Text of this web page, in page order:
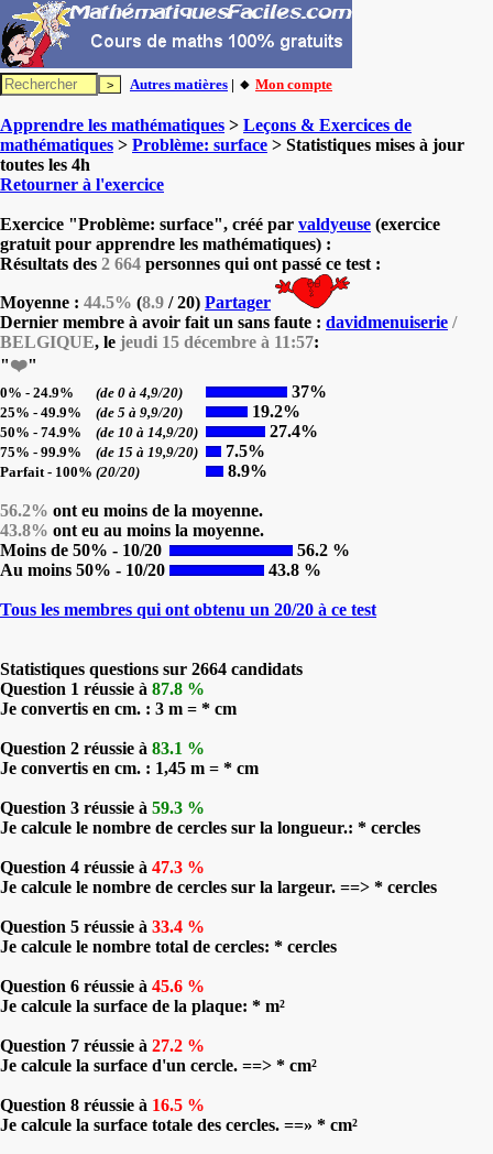
Autres matières | 🔸 Mon compte
Apprendre les mathématiques > Leçons & Exercices de
mathématiques > Problème: surface > Statistiques mises à jour
toutes les 4h
Retourner à l'exercice
Exercice "Problème: surface", créé par valdyeuse (exercice
gratuit pour apprendre les mathématiques) :
Résultats des 2 664 personnes qui ont passé ce test :
Moyenne : 44.5% (8.9 / 20) Partager
Dernier membre à avoir fait un sans faute : davidmenuiserie /
BELGIQUE, le jeudi 15 décembre à 11:57:
"❤️"
0% - 24.9% (de 0 à 4,9/20) 37%
25% - 49.9% (de 5 à 9,9/20) 19.2%
50% - 74.9% (de 10 à 14,9/20) 27.4%
75% - 99.9% (de 15 à 19,9/20) 7.5%
Parfait - 100% (20/20) 8.9%
56.2% ont eu moins de la moyenne.
43.8% ont eu au moins la moyenne.
Moins de 50% - 10/20
56.2 %
Au moins 50% - 10/20
43.8 %
Tous les membres qui ont obtenu un 20/20 à ce test
Statistiques questions sur 2664 candidats
Question 1 réussie à 87.8 %
Je convertis en cm. : 3 m = * cm
Question 2 réussie à 83.1 %
Je convertis en cm. : 1,45 m = * cm
Question 3 réussie à 59.3 %
Je calcule le nombre de cercles sur la longueur.: * cercles
Question 4 réussie à 47.3 %
Je calcule le nombre de cercles sur la largeur. ==> * cercles
Question 5 réussie à 33.4 %
Je calcule le nombre total de cercles: * cercles
Question 6 réussie à 45.6 %
Je calcule la surface de la plaque: * m²
Question 7 réussie à 27.2 %
Je calcule la surface d'un cercle. ==> * cm²
Question 8 réussie à 16.5 %
Je calcule la surface totale des cercles. ==» * cm²